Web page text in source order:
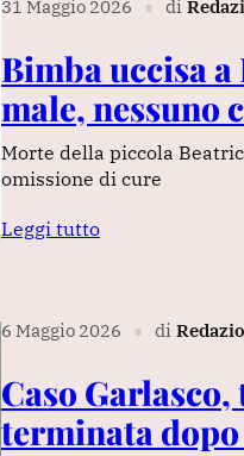
31 Maggio 2026 ∎ di
Bimba uccisa
male, nessuno
Morte della piccola
omissione di cure
Leggi tutto
6 Maggio 2026 ∎ di
Caso
terminata